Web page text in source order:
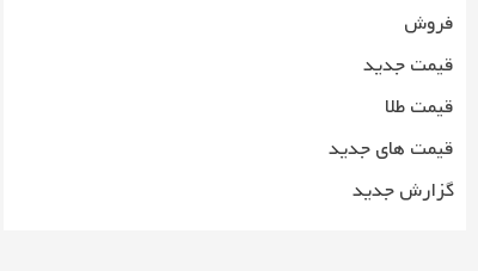
فروش
قیمت جدید
قیمت طلا
قیمت های جدید
گزارش جدید